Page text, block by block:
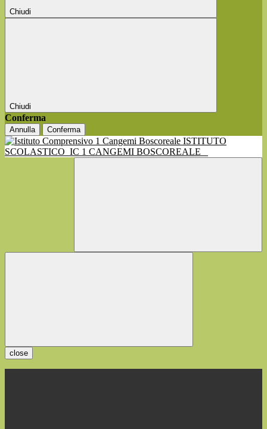
Chiudi
Chiudi
Conferma
Annulla Conferma
ISTITUTO
SCOLASTICO IC 1 CANGEMI BOSCOREALE
close